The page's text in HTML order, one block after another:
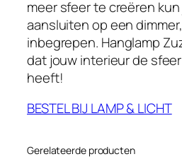
0
.
meer sfeer te creëren kun
aansluiten op een
inbegrepen. Hanglamp
dat jouw interieur de
heeft!
BESTEL BIJ LAMP & LICHT
Gerelateerde producten